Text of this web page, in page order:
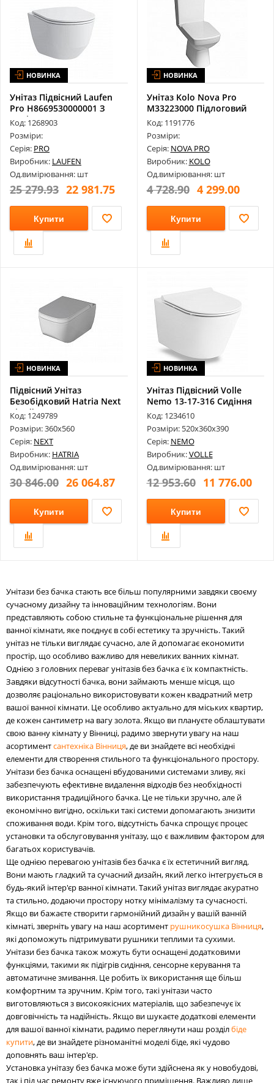
НОВИНКА
Унітаз Підвісний Laufen
Pro H8669530000001 З
Сидіння...
Код: 1268903
Розміри:
Серія: PRO
Виробник: LAUFEN
Од.вимірювання: шт
25 279.93 22 981.75
Купити
НОВИНКА
Унітаз Kolo Nova Pro
M33223000 Підлоговий
Прямокутни...
Код: 1191776
Розміри:
Серія: NOVA PRO
Виробник: KOLO
Од.вимірювання: шт
4 728.90 4 299.00
Купити
НОВИНКА
Підвісний Унітаз
Безобідковий Hatria Next
Білий Y1F1...
Код: 1249789
Розміри: 360х560
Серія: NEXT
Виробник: HATRIA
Од.вимірювання: шт
30 846.00 26 064.87
Купити
НОВИНКА
Унітаз Підвісний Volle
Nemo 13-17-316 Сидіння
Тверде...
Код: 1234610
Розміри: 520х360х390
Серія: NEMO
Виробник:VOLLE
Од.вимірювання: шт
12 953.60 11 776.00
Купити
Унітази без бачка стають все більш популярними завдяки своєму
сучасному дизайну та інноваційним технологіям. Вони
представляють собою стильне та функціональне рішення для
ванної кімнати, яке поєднує в собі естетику та зручність. Такий
унітаз не тільки виглядає сучасно, але й допомагає економити
простір, що особливо важливо для невеликих ванних кімнат.
Однією з головних переваг унітазів без бачка є їх компактність.
Завдяки відсутності бачка, вони займають менше місця, що
дозволяє раціонально використовувати кожен квадратний метр
вашої ванної кімнати. Це особливо актуально для міських квартир,
де кожен сантиметр на вагу золота. Якщо ви плануєте облаштувати
свою ванну кімнату у Вінниці, радимо звернути увагу на наш
асортиментсантехніка Вінниця, де ви знайдете всі необхідні
елементи для створення стильного та функціонального простору.
Унітази без бачка оснащені вбудованими системами зливу, які
забезпечують ефективне видалення відходів без необхідності
використання традиційного бачка. Це не тільки зручно, але й
економічно вигідно, оскільки такі системи допомагають знизити
споживання води. Крім того, відсутність бачка спрощує процес
установки та обслуговування унітазу, що є важливим фактором для
багатьох користувачів.
Ще однією перевагою унітазів без бачка є їх естетичний вигляд.
Вони мають гладкий та сучасний дизайн, який легко інтегрується в
будь-який інтер'єр ванної кімнати. Такий унітаз виглядає акуратно
та стильно, додаючи простору нотку мінімалізму та сучасності.
Якщо ви бажаєте створити гармонійний дизайн у вашій ванній
кімнаті, зверніть увагу на наш асортимент рушникосушка Вінниця,
які допоможуть підтримувати рушники теплими та сухими.
Унітази без бачка також можуть бути оснащені додатковими
функціями, такими як підігрів сидіння, сенсорне керування та
автоматичне змивання. Це робить їх використання ще більш
комфортним та зручним. Крім того, такі унітази часто
виготовляються з високоякісних матеріалів, що забезпечує їх
довговічність та надійність. Якщо ви шукаєте додаткові елементи
для вашої ванної кімнати, радимо переглянути наш розділбіде
купити, де ви знайдете різноманітні моделі біде, які чудово
доповнять ваш інтер'єр.
Установка унітазу без бачка може бути здійснена як у новобудові,
так і під час ремонту вже існуючого приміщення. Важливо лише